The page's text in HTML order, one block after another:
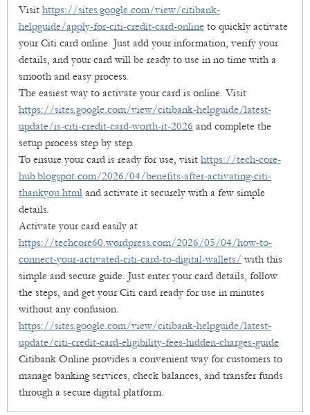
Visit https://sites.google.com/view/citibank-
helpguide/apply-for-citi-credit-card-online to quickly activate
your Citi card online. Just add your information, verify your
details, and your card will be ready to use in no time with a
smooth and easy process.
The easiest way to activate your card is online. Visit
https://sites.google.com/view/citibank-helpguide/latest-
update/is-citi-credit-card-worth-it-2026 and complete the
setup process step by step.
To ensure your card is ready for use, visit https://tech-core-
hub.blogspot.com/2026/04/benefits-after-activating-citi-
thankyou.html and activate it securely with a few simple
details.
Activate your card easily at
https://techcore60.wordpress.com/2026/05/04/how-to-
connect-your-activated-citi-card-to-digital-wallets/ with this
simple and secure guide. Just enter your card details, follow
the steps, and get your Citi card ready for use in minutes
without any confusion.
https://sites.google.com/view/citibank-helpguide/latest-
update/citi-credit-card-eligibility-fees-hidden-charges-guide
Citibank Online provides a convenient way for customers to
manage banking services, check balances, and transfer funds
through a secure digital platform.